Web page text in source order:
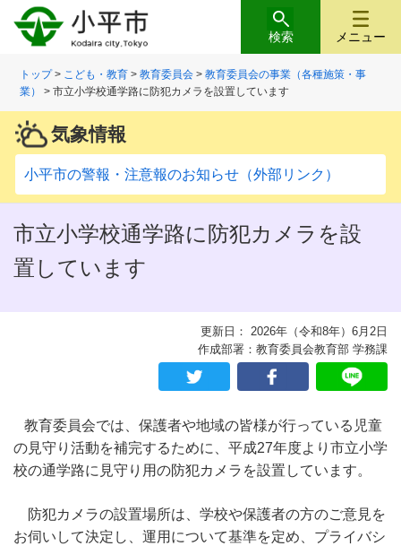
メニュー
検索
トップ> こども・教育 >教育委員会 >教育委員会の事業（各種施策・事
業）
> 市立小学校通学路に防犯カメラを設置しています
気象情報
小平市の警報・注意報のお知らせ（外部リンク）
市立小学校通学路に防犯カメラを設
置しています
更新日： 2026年（令和8年）6月2日
作成部署：教育委員会教育部 学務課
教育委員会では、保護者や地域の皆様が行っている児童
の見守り活動を補完するために、平成27年度より市立小学
校の通学路に見守り用の防犯カメラを設置しています。
防犯カメラの設置場所は、学校や保護者の方のご意見を
お伺いして決定し、運用について基準を定め、プライバシ